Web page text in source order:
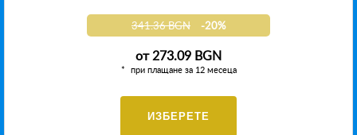
341.36 BGN -20%
от273.09 BGN
при плащане за 12 месеца
ИЗБЕРЕТЕ